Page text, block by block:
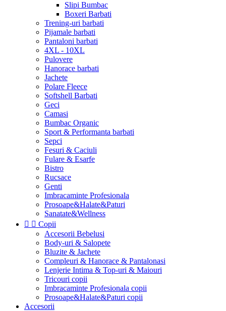
Slipi Bumbac
Boxeri Barbati
Trening-uri barbati
Pijamale barbati
Pantaloni barbati
4XL - 10XL
Pulovere
Hanorace barbati
Jachete
Polare Fleece
Softshell Barbati
Geci
Camasi
Bumbac Organic
Sport & Performanta barbati
Sepci
Fesuri & Caciuli
Fulare & Esarfe
Bistro
Rucsace
Genti
Imbracaminte Profesionala
Prosoape&Halate&Paturi
Sanatate&Wellness
  Copii
Accesorii Bebelusi
Body-uri & Salopete
Bluzite & Jachete
Compleuri & Hanorace & Pantalonasi
Lenjerie Intima & Top-uri & Maiouri
Tricouri copii
Imbracaminte Profesionala copii
Prosoape&Halate&Paturi copii
Accesorii